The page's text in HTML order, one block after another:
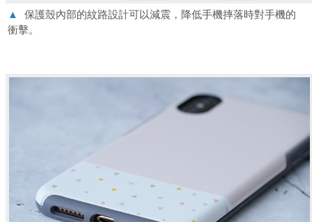
▲
保護殼內部的紋路設計可以減震，降低手機摔落時對手機的
衝擊。